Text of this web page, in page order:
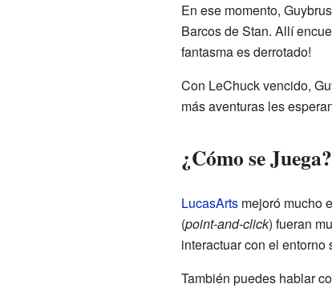
En ese momento,
Barcos de Stan. Allí
fantasma es derrotado!
Con LeChuck vencido,
más aventuras les
¿Cómo se Juega?
LucasArtsmejoró mucho
(point-and-click) fueran
interactuar con el
También puedes hablar